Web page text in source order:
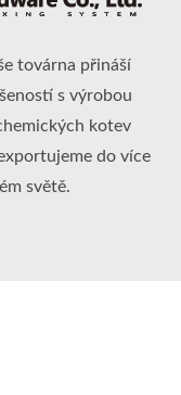
továrna přináší
s výrobou
kotev
do více
světě.